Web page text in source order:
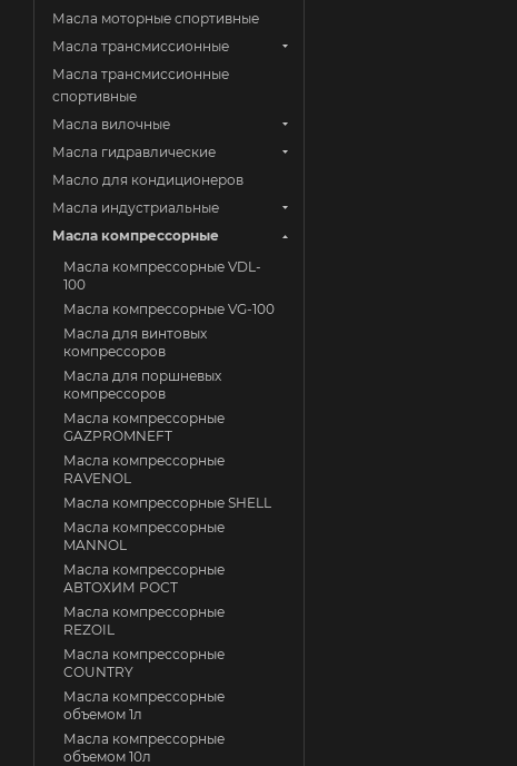
Масла моторные спортивные
Масла трансмиссионные
Масла трансмиссионные
спортивные
Масла вилочные
Масла гидравлические
Масло для кондиционеров
Масла индустриальные
Масла компрессорные
Масла компрессорные VDL-
100
Масла компрессорные VG-100
Масла для винтовых
компрессоров
Масла для поршневых
компрессоров
Масла компрессорные
GAZPROMNEFT
Масла компрессорные
RAVENOL
Масла компрессорные SHELL
Масла компрессорные
MANNOL
Масла компрессорные
АВТОХИМ РОСТ
Масла компрессорные
REZOIL
Масла компрессорные
COUNTRY
Масла компрессорные
объемом 1л
Масла компрессорные
объемом 10л